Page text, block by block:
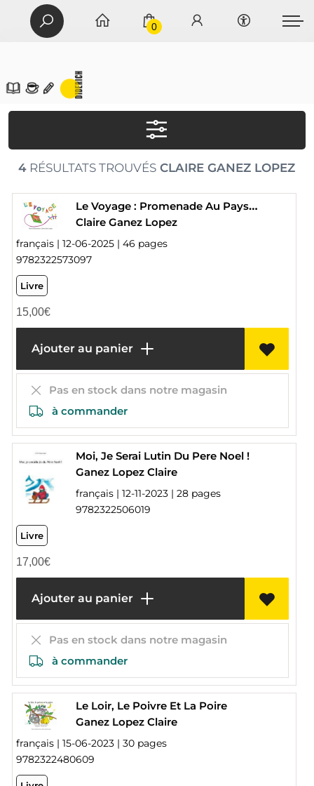
0
4RÉSULTATS TROUVÉSCLAIRE GANEZ LOPEZ
Le Voyage : Promenade Au Pays Des Formes
Claire Ganez Lopez
français | 12-06-2025 | 46 pages
9782322573097
Livre
15,00€
Ajouter au panier
Pas en stock dans notre magasin
à commander
Moi, Je Serai Lutin Du Pere Noel !
Ganez Lopez Claire
français | 12-11-2023 | 28 pages
9782322506019
Livre
17,00€
Ajouter au panier
Pas en stock dans notre magasin
à commander
Le Loir, Le Poivre Et La Poire
Ganez Lopez Claire
français | 15-06-2023 | 30 pages
9782322480609